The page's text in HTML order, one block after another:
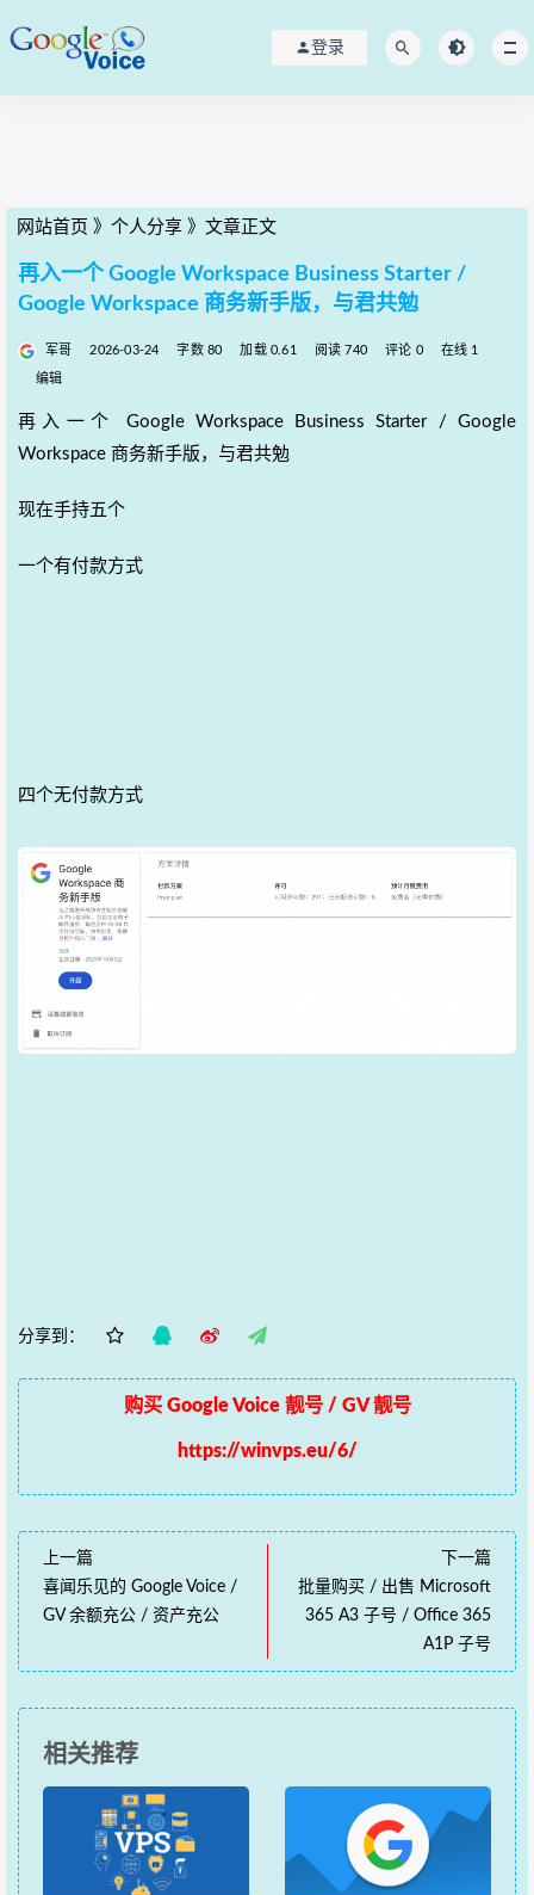
登录
网站首页 》 个人分享 》 文章正文
再入一个 Google Workspace Business Starter /
Google Workspace 商务新手版，与君共勉
军哥 2026-03-24 字数 80 加载 0.61 阅读 740 评论 0 在线 1
编辑
再入一个 Google Workspace Business Starter / Google
Workspace 商务新手版，与君共勉
现在手持五个
一个有付款方式
四个无付款方式
分享到：
购买 Google Voice 靓号 / GV 靓号
https://winvps.eu/6/
上一篇
喜闻乐见的 Google Voice /
GV 余额充公 / 资产充公
下一篇
批量购买 / 出售 Microsoft
365 A3 子号 / Office 365
A1P 子号
相关推荐